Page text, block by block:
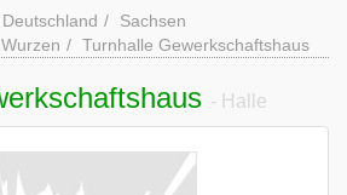
Deutschland
Sachsen
Wurzen Turnhalle Gewerkschaftshaus
- Halle